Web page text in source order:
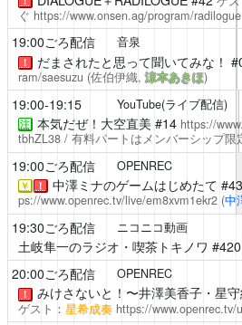
ぐ https://www.onsen.ag/program/radilogue
19:00ごろ配信 音泉
！ だまされたと思って聞いてみな！
ram/saesuzu (佐伯伊織,涼本あきほ)
19:00-19:15 YouTube(ライブ配信)
注 本気だぜ！大空直美 #14 https://
tbhZL38/ 有料パートはメンバーシップ限
19:00ごろ配信 OPENREC
￥ ！ 中澤ミナのゲームはじめたて
ps://www.openrec.tv/live/em8xvm1ekr2 (中
19:30ごろ配信 ニコニコ動画
土岐隼一のラジオ・喫茶トキノワ #420
20:00ごろ配信 OPENREC
！ みけさないと！〜井澤美香子・星
ゲスト： 星希成奏 https://www.openrec.tv/